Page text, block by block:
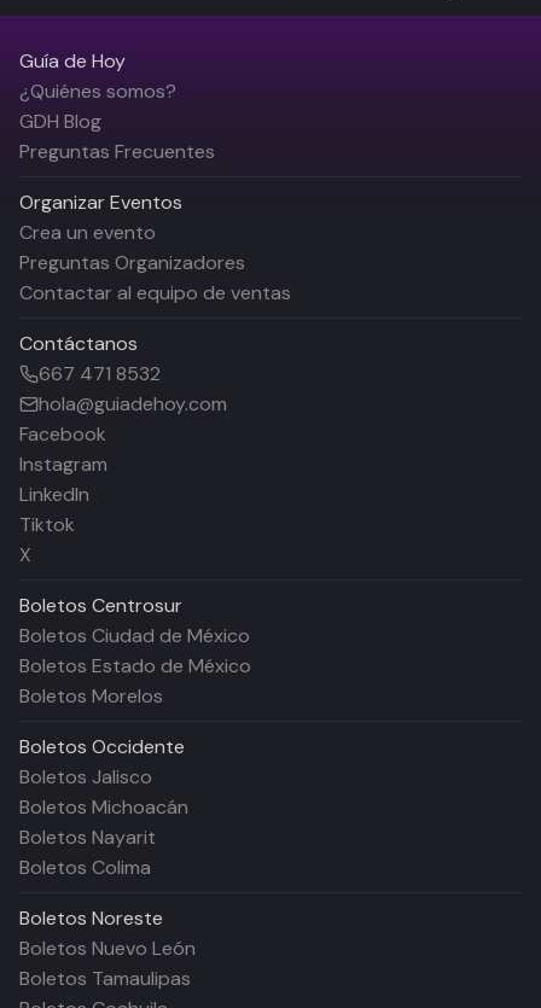
Guía de Hoy
¿Quiénes somos?
GDH Blog
Preguntas Frecuentes
Organizar Eventos
Crea un evento
Preguntas Organizadores
Contactar al equipo de ventas
Contáctanos
667 471 8532
hola@guiadehoy.com
Facebook
Instagram
LinkedIn
Tiktok
X
Boletos Centrosur
Boletos Ciudad de México
Boletos Estado de México
Boletos Morelos
Boletos Occidente
Boletos Jalisco
Boletos Michoacán
Boletos Nayarit
Boletos Colima
Boletos Noreste
Boletos Nuevo León
Boletos Tamaulipas